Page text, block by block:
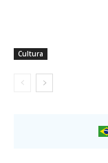
Cultura